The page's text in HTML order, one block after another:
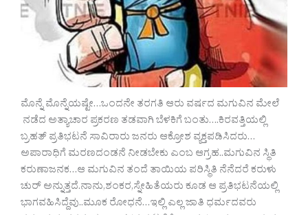
ಮೊನ್ನೆ ಮೊನ್ನೆಯಷ್ಟೇ…ಒಂದನೇ ತರಗತಿ ಆರು ವರ್ಷದ ಮಗುವಿನ ಮೇಲೆ
ನಡೆದ ಅತ್ಯಾಚಾರ ಪ್ರಕರಣ ತಡವಾಗಿ ಬೆಳಕಿಗೆ ಬಂತು….ಕಿರವತ್ತಿಯಲ್ಲಿ
ಬ್ರಹತ್ ಪ್ರತಿಭಟನೆ ಸಾವಿರಾರು ಜನರು ಆಕ್ರೋಶ ವ್ಯಕ್ತಪಡಿಸಿದರು…
ಅಪಾರಾಧಿಗೆ ಮರಣದಂಡನೆ ನೀಡಬೇಕು ಎಂಬ ಆಗ್ರಹ..ಮಗುವಿನ ಸ್ಥಿತಿ
ಕರುಣಾಜನಕ…ಆ ಮಗುವಿನ ತಂದೆ ತಾಯಿಯ ಪರಿಸ್ಥಿತಿ ನೆನೆದರೆ ಕರುಳು
ಚುರ್ ಅನ್ನುತ್ತದೆ.ನಾನು,ಶಂಕರ,ಸ್ನೇಹಿತೆಯರು ಕೂಡ ಆ ಪ್ರತಿಭಟನೆಯಲ್ಲಿ
ಭಾಗವಹಿಸಿದ್ದೆವು..ಮೂಕ ರೋಧನೆ…ಇಲ್ಲಿ ಎಲ್ಲ ಜಾತಿ ಧರ್ಮದವರು